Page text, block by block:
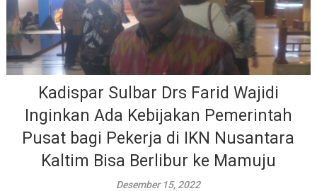
Kadispar Sulbar Drs Farid Wajidi
Inginkan Ada Kebijakan Pemerintah
Pusat bagi Pekerja di IKN Nusantara
Kaltim Bisa Berlibur ke Mamuju
Desember 15, 2022